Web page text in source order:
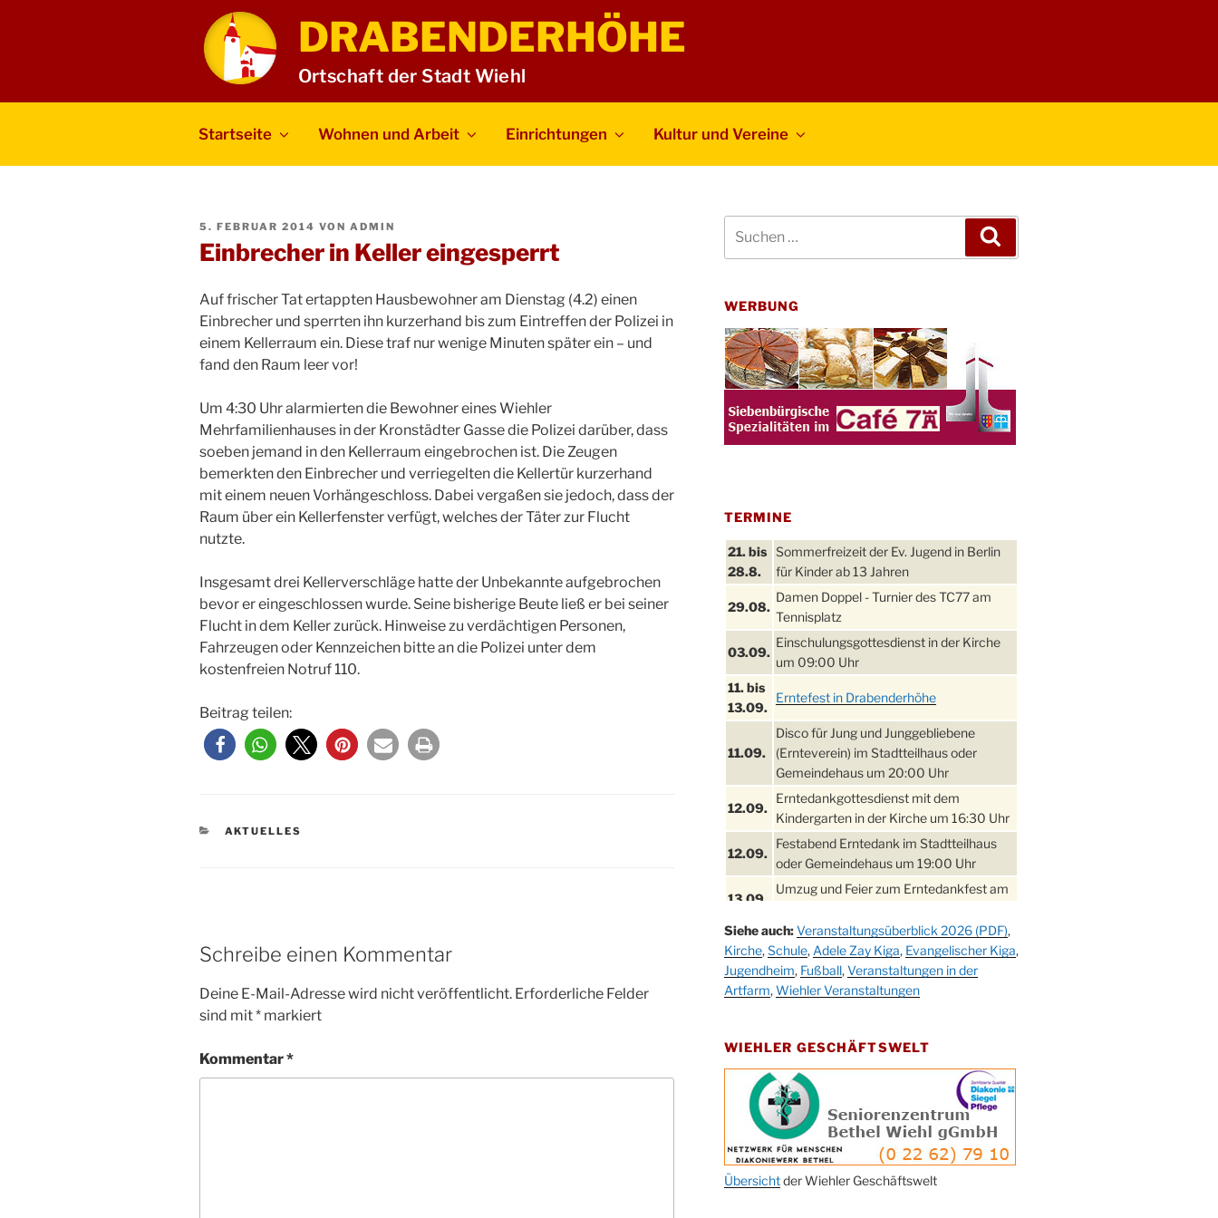
DRABENDERHÖHE
Ortschaft der Stadt Wiehl
Startseite Wohnen und Arbeit Einrichtungen Kultur und Vereine
VERÖFFENTLICHT
5. FEBRUAR 2014 VON ADMIN
Einbrecher in Keller eingesperrt
Auf frischer Tat ertappten Hausbewohner am Dienstag (4.2) einen
Einbrecher und sperrten ihn kurzerhand bis zum Eintreffen der Polizei in
einem Kellerraum ein. Diese traf nur wenige Minuten später ein – und
fand den Raum leer vor!
Um 4:30 Uhr alarmierten die Bewohner eines Wiehler
Mehrfamilienhauses in der Kronstädter Gasse die Polizei darüber, dass
soeben jemand in den Kellerraum eingebrochen ist. Die Zeugen
bemerkten den Einbrecher und verriegelten die Kellertür kurzerhand
mit einem neuen Vorhängeschloss. Dabei vergaßen sie jedoch, dass der
Raum über ein Kellerfenster verfügt, welches der Täter zur Flucht
nutzte.
Insgesamt drei Kellerverschläge hatte der Unbekannte aufgebrochen
bevor er eingeschlossen wurde. Seine bisherige Beute ließ er bei seiner
Flucht in dem Keller zurück. Hinweise zu verdächtigen Personen,
Fahrzeugen oder Kennzeichen bitte an die Polizei unter dem
kostenfreien Notruf 110.
Beitrag teilen:
KATEGORIEN
AKTUELLES
Schreibe einen Kommentar
Deine E-Mail-Adresse wird nicht veröffentlicht. Erforderliche Felder
sind mit* markiert
Kommentar*
nach:
WERBUNG
TERMINE
21. bis
28.8.
Sommerfreizeit der Ev. Jugend in Berlin
für Kinder ab 13 Jahren
29.08.
Damen Doppel - Turnier des TC77 am
Tennisplatz
03.09.
Einschulungsgottesdienst in der Kirche
um 09:00 Uhr
11. bis
13.09.
Erntefest in Drabenderhöhe
11.09.
Disco für Jung und Junggebliebene
(Ernteverein) im Stadtteilhaus oder
Gemeindehaus um 20:00 Uhr
12.09.
Erntedankgottesdienst mit dem
Kindergarten in der Kirche um 16:30 Uhr
12.09.
Festabend Erntedank im Stadtteilhaus
oder Gemeindehaus um 19:00 Uhr
13.09.
Umzug und Feier zum Erntedankfest am
19.09.
Schlagerabend im Stadtteilhaus
Drabenderhöhe
25. u.
26.09.
Oktoberfest im Cafe XXS
10-12 Uhr
09.10.
Afterwork-Andacht um 18:00 Uhr in der
Kirche
10.10.
Sandmännchen-Gottesdienst in der
Kirche oder im Ev. Gemeindehaus um
18:00 Uhr
11.10.
Oktoberfest MGV im Stadtteilhaus um
Siehe auch: Veranstaltungsüberblick 2026 (PDF),
Kirche,Schule, Adele Zay Kiga, Evangelischer Kiga,
Jugendheim, Fußball,Veranstaltungen in der
Artfarm,Wiehler Veranstaltungen
WIEHLER GESCHÄFTSWELT
Übersichtder Wiehler Geschäftswelt